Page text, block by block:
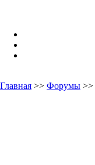
Главная >> Форумы >>